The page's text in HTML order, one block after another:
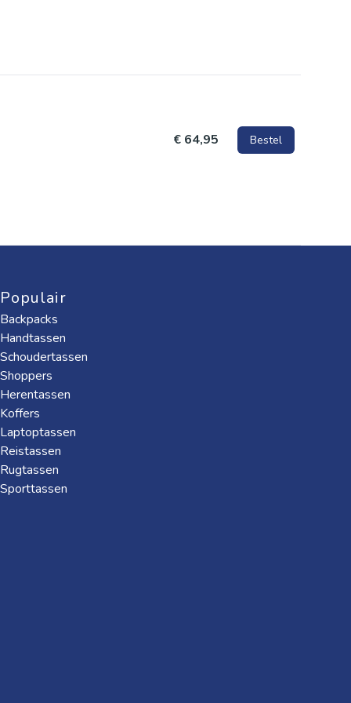
€ 64,95 Bestel
Populair
Backpacks
Handtassen
Schoudertassen
Shoppers
Herentassen
Koffers
Laptoptassen
Reistassen
Rugtassen
Sporttassen